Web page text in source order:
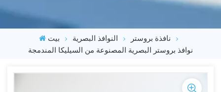
بيت النوافذ البصرية
نافذة بروستر
نوافذ بروستر البصرية المصنوعة من السيليكا المندمجة